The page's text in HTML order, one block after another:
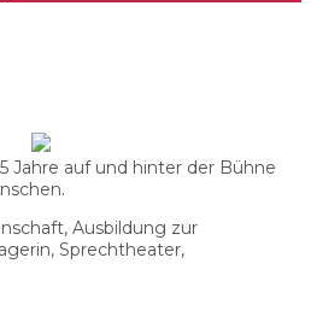
Jahre auf und hinter der Bühne
Ausbildung zur
Sprechtheater,